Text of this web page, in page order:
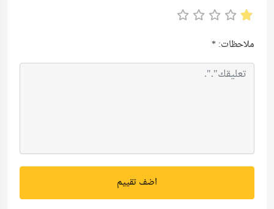
ملاحظات:*
اضف تقييم